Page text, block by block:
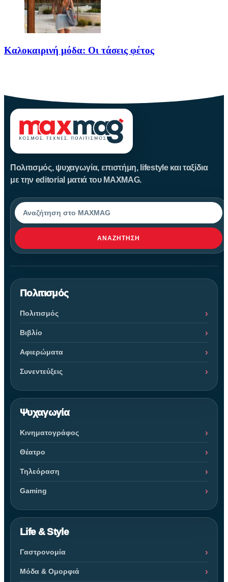
Καλοκαιρινή μόδα: Οι τάσεις φέτος
Πολιτισμός, ψυχαγωγία, επιστήμη, lifestyle και ταξίδια
με την editorial ματιά του MAXMAG.
Αναζήτηση
ΑΝΑΖΉΤΗΣΗ
Πολιτισμός
Πολιτισμός
Βιβλίο
Αφιερώματα
Συνεντεύξεις
Ψυχαγωγία
Κινηματογράφος
Θέατρο
Τηλεόραση
Gaming
Life & Style
Γαστρονομία
Μόδα & Ομορφιά